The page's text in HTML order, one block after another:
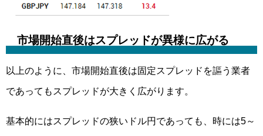
市場開始直後はスプレッドが異様に広がる
以上のように、市場開始直後は固定スプレッドを謳う業者
であってもスプレッドが大きく広がります。
基本的にはスプレッドの狭いドル円であっても、時には5～